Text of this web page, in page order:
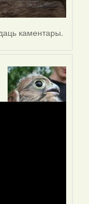
каментары.